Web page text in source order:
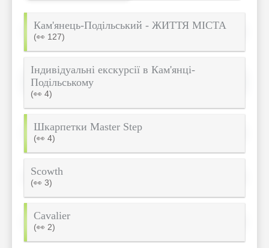
Кам'янець-Подільський - ЖИТТЯ МІСТА
(👀 127)
Індивідуальні екскурсії в Кам'янці-
Подільському
(👀 4)
Шкарпетки Master Step
(👀 4)
Scowth
(👀 3)
Cavalier
(👀 2)